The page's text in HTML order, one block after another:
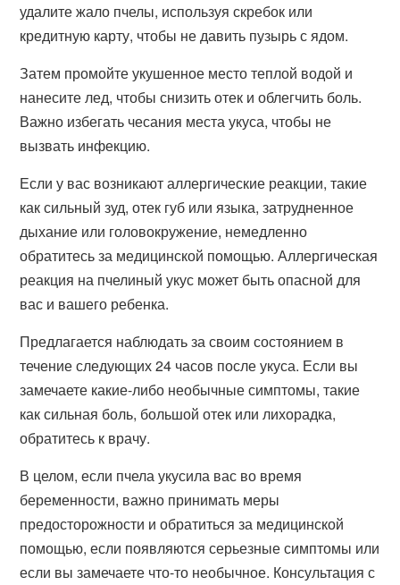
удалите жало пчелы, используя скребок или
кредитную карту, чтобы не давить пузырь с ядом.
Затем промойте укушенное место теплой водой и
нанесите лед, чтобы снизить отек и облегчить боль.
Важно избегать чесания места укуса, чтобы не
вызвать инфекцию.
Если у вас возникают аллергические реакции, такие
как сильный зуд, отек губ или языка, затрудненное
дыхание или головокружение, немедленно
обратитесь за медицинской помощью. Аллергическая
реакция на пчелиный укус может быть опасной для
вас и вашего ребенка.
Предлагается наблюдать за своим состоянием в
течение следующих 24 часов после укуса. Если вы
замечаете какие-либо необычные симптомы, такие
как сильная боль, большой отек или лихорадка,
обратитесь к врачу.
В целом, если пчела укусила вас во время
беременности, важно принимать меры
предосторожности и обратиться за медицинской
помощью, если появляются серьезные симптомы или
если вы замечаете что-то необычное. Консультация с